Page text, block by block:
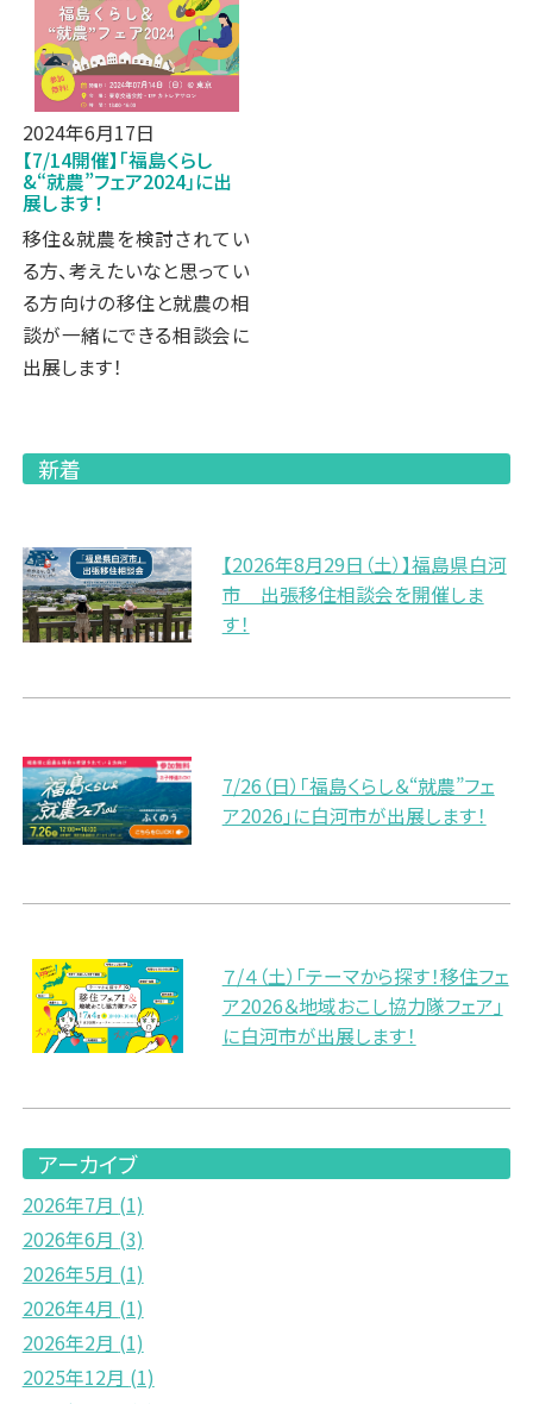
2024年6月17日
【7/14開催】「福島くらし
&“就農”フェア2024」に出
展します！
移住&就農を検討されてい
る方、考えたいなと思ってい
る方向けの移住と就農の相
談が一緒にできる相談会に
出展します！
新着
【2026年8月29日（土）】福島県白河
市 出張移住相談会を開催しま
す！
7/26（日）「福島くらし＆“就農”フェ
ア2026」に白河市が出展します！
７/４（土）「テーマから探す！移住フェ
ア2026＆地域おこし協力隊フェア」
に白河市が出展します！
アーカイブ
2026年7月 (1)
2026年6月 (3)
2026年5月 (1)
2026年4月 (1)
2026年2月 (1)
2025年12月 (1)